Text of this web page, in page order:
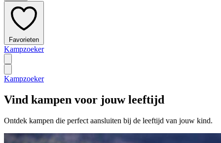
Favorieten
Kampzoeker
Kampzoeker
Vind kampen voor jouw leeftijd
Ontdek kampen die perfect aansluiten bij de leeftijd van jouw kind.